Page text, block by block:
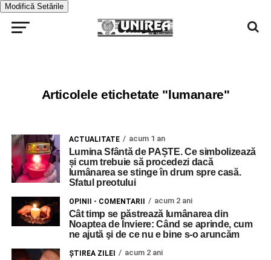
Modifică Setările
Articolele etichetate "lumanare"
ACTUALITATE acum 1 an
Lumina Sfântă de PAȘTE. Ce simbolizează
și cum trebuie să procedezi dacă
lumânarea se stinge în drum spre casă.
Sfatul preotului
OPINII - COMENTARII acum 2 ani
Cât timp se păstrează lumânarea din
Noaptea de Înviere: Când se aprinde, cum
ne ajută şi de ce nu e bine s-o aruncăm
ŞTIREA ZILEI acum 2 ani